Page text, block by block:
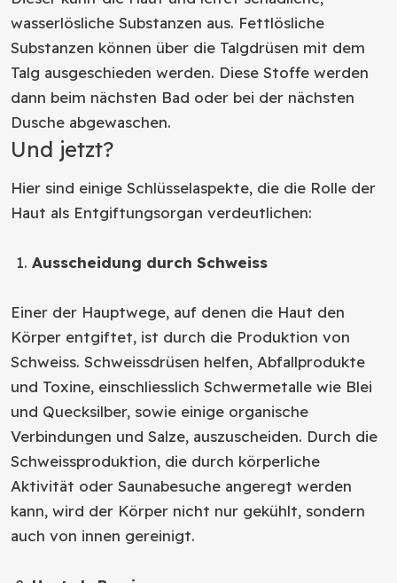
wasserlösliche Substanzen aus. Fettlösliche
Substanzen können über die Talgdrüsen mit dem
Talg ausgeschieden werden. Diese Stoffe werden
dann beim nächsten Bad oder bei der nächsten
Dusche abgewaschen.
Und jetzt?
Hier sind einige Schlüsselaspekte, die die Rolle der
Haut als Entgiftungsorgan verdeutlichen:
Ausscheidung durch Schweiss
Einer der Hauptwege, auf denen die Haut den
Körper entgiftet, ist durch die Produktion von
Schweiss. Schweissdrüsen helfen, Abfallprodukte
und Toxine, einschliesslich Schwermetalle wie Blei
und Quecksilber, sowie einige organische
Verbindungen und Salze, auszuscheiden. Durch die
Schweissproduktion, die durch körperliche
Aktivität oder Saunabesuche angeregt werden
kann, wird der Körper nicht nur gekühlt, sondern
auch von innen gereinigt.